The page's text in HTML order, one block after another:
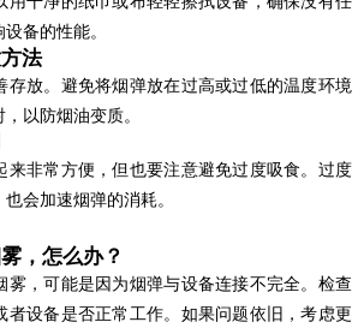
备的性能。
法
存放。避免将烟弹放在过高或过低的温度环境
以防烟油变质。
来非常方便，但也要注意避免过度吸食。过度
会加速烟弹的消耗。
，怎么办？
雾，可能是因为烟弹与设备连接不完全。检查
者设备是否正常工作。如果问题依旧，考虑更